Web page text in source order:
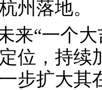
州落地。
来“一个
位，持续
步扩大其